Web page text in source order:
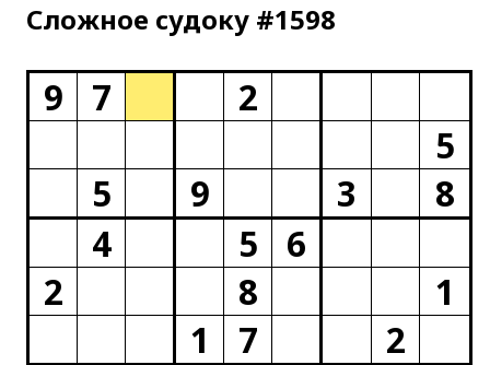
Сложное cудоку #1598
9 7
2
5
5
9 3
8
4
5
6
2
8
1
1
7
2